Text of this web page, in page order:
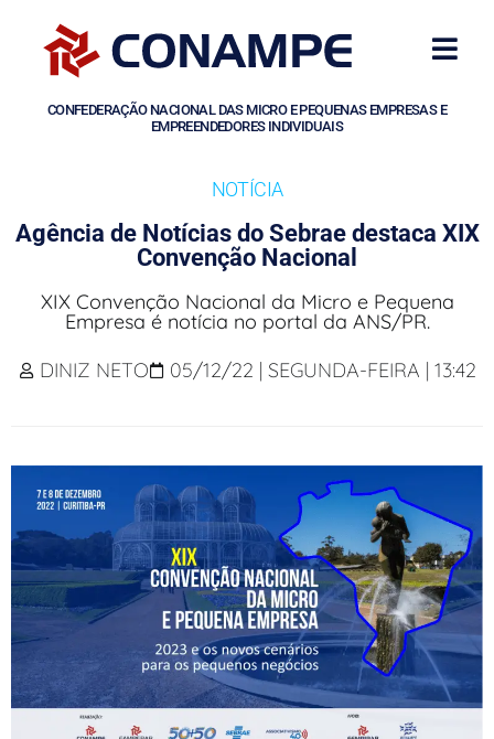
CONFEDERAÇÃO NACIONAL DAS MICRO E PEQUENAS EMPRESAS E
EMPREENDEDORES INDIVIDUAIS
NOTÍCIA
Agência de Notícias do Sebrae destaca XIX
Convenção Nacional
XIX Convenção Nacional da Micro e Pequena
Empresa é notícia no portal da ANS/PR.
DINIZ NETO
05/12/22 | SEGUNDA-FEIRA | 13:42